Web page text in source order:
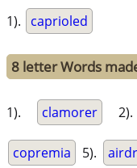
1). caprioled
8 letter Words
1). clamorer
copremia 5).